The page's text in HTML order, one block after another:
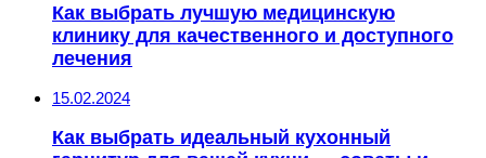
Как выбрать лучшую медицинскую
клинику для качественного и доступного
лечения
15.02.2024
Как выбрать идеальный кухонный